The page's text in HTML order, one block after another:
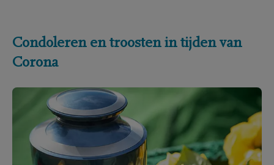
Condoleren en troosten in tijden van
Corona